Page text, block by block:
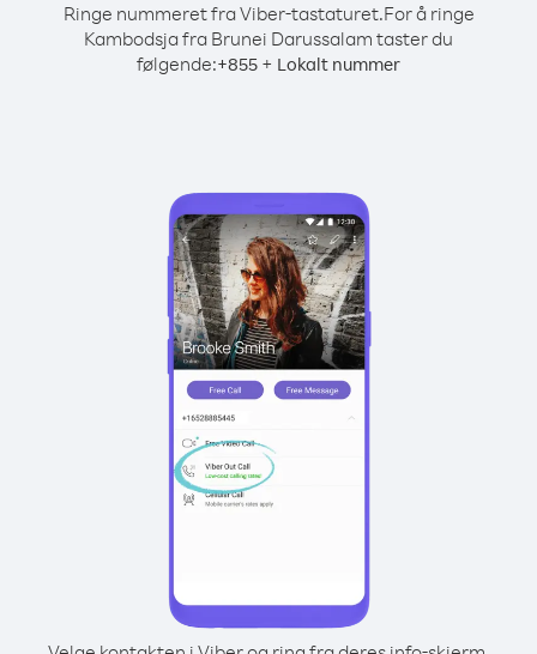
Ringe nummeret fra Viber-tastaturet.For å ringe
Kambodsja fra Brunei Darussalam taster du
følgende:+855 + Lokalt nummer